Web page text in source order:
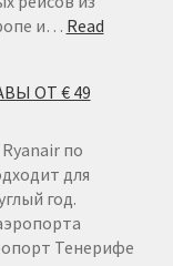
и… Read
ОТ € 49
по
для
год.
Тенерифе